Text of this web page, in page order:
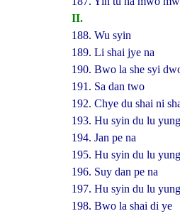
II.
188. Wu syin
189. Li shai jye na
190. Bwo la she syi
191. Sa dan two
192. Chye du shai ni
193. Hu syin du lu yung
194. Jan pe na
195. Hu syin du lu yung
196. Suy dan pe na
197. Hu syin du lu yung
198. Bwo la shai di ye